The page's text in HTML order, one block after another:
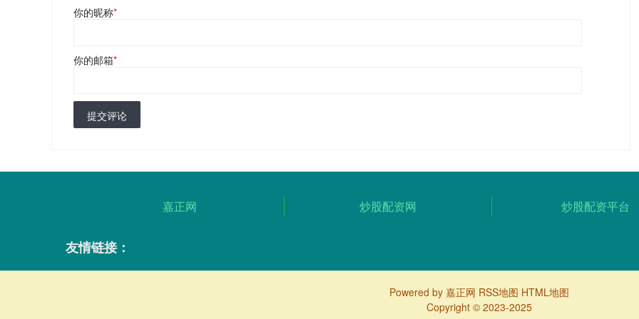
你的昵称*
你的邮箱*
提交评论
嘉正网 炒股配资网 炒股配资平台
友情链接：
Powered by 嘉正网 RSS地图 HTML地图
Copyright © 2023-2025